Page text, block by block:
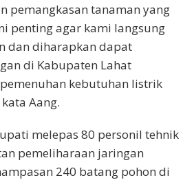
pemangkasan tanaman yang
penting agar kami langsung
dan diharapkan dapat
di Kabupaten Lahat
kebutuhan listrik
Aang.
melepas 80 personil tehnik
pemeliharaan jaringan
240 batang pohon di